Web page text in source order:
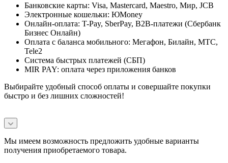
Банковские карты: Visa, Mastercard, Maestro, Мир, JCB
Электронные кошельки: ЮMoney
Онлайн-оплата: T-Pay, SberPay, B2B-платежи (Сбербанк
Бизнес Онлайн)
Оплата с баланса мобильного: Мегафон, Билайн, МТС,
Tele2
Система быстрых платежей (СБП)
MIR PAY: оплата через приложения банков
Выбирайте удобный способ оплаты и совершайте покупки
быстро и без лишних сложностей!
Мы имеем возможность предложить удобные варианты
получения приобретаемого товара.